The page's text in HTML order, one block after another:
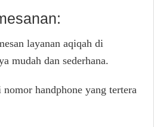
layanan aqiqah di
mudah dan sederhana.
handphone yang tertera